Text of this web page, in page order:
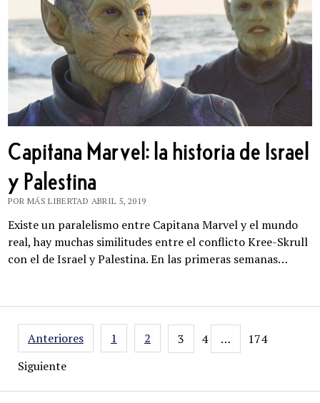
Capitana Marvel: la historia de Israel
y Palestina
POR MÁS LIBERTAD ABRIL 5, 2019
Existe un paralelismo entre Capitana Marvel y el mundo
real, hay muchas similitudes entre el conflicto Kree-Skrull
con el de Israel y Palestina. En las primeras semanas…
Navegación
de
entradas
Anteriores 1 2 3 4 …
174
Siguiente